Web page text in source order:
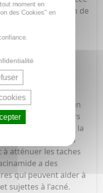
améliorer le grain de
stimuler le
l'apparence
dans Metacell
:
niacinamide est un
agit sur plusieurs
et l'apparence de la
barrière cutanée, à
atténuer les taches
a des
qui peuvent aider à
sujettes à l'acné.
moment en
des Cookies" en